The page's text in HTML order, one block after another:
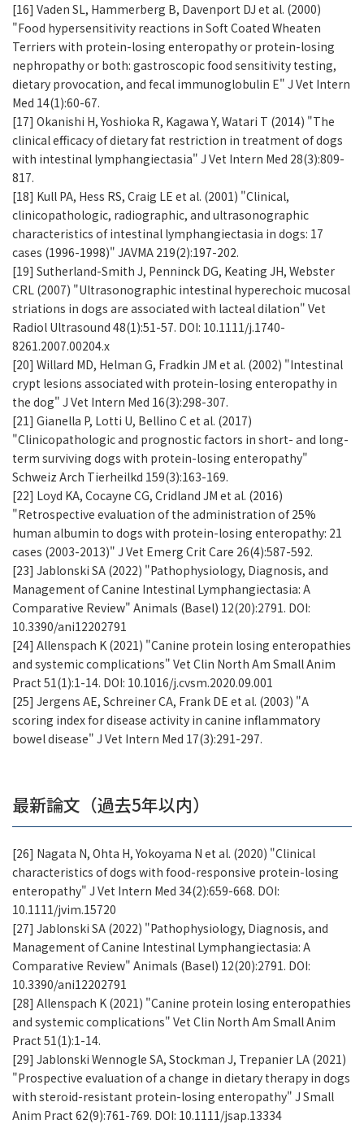
[16] Vaden SL, Hammerberg B, Davenport DJ et al. (2000)
"Food hypersensitivity reactions in Soft Coated Wheaten
Terriers with protein-losing enteropathy or protein-losing
nephropathy or both: gastroscopic food sensitivity testing,
dietary provocation, and fecal immunoglobulin E" J Vet Intern
Med 14(1):60-67.
[17] Okanishi H, Yoshioka R, Kagawa Y, Watari T (2014) "The
clinical efficacy of dietary fat restriction in treatment of dogs
with intestinal lymphangiectasia" J Vet Intern Med 28(3):809-
817.
[18] Kull PA, Hess RS, Craig LE et al. (2001) "Clinical,
clinicopathologic, radiographic, and ultrasonographic
characteristics of intestinal lymphangiectasia in dogs: 17
cases (1996-1998)" JAVMA 219(2):197-202.
[19] Sutherland-Smith J, Penninck DG, Keating JH, Webster
CRL (2007) "Ultrasonographic intestinal hyperechoic mucosal
striations in dogs are associated with lacteal dilation" Vet
Radiol Ultrasound 48(1):51-57. DOI: 10.1111/j.1740-
8261.2007.00204.x
[20] Willard MD, Helman G, Fradkin JM et al. (2002) "Intestinal
crypt lesions associated with protein-losing enteropathy in
the dog" J Vet Intern Med 16(3):298-307.
[21] Gianella P, Lotti U, Bellino C et al. (2017)
"Clinicopathologic and prognostic factors in short- and long-
term surviving dogs with protein-losing enteropathy"
Schweiz Arch Tierheilkd 159(3):163-169.
[22] Loyd KA, Cocayne CG, Cridland JM et al. (2016)
"Retrospective evaluation of the administration of 25%
human albumin to dogs with protein-losing enteropathy: 21
cases (2003-2013)" J Vet Emerg Crit Care 26(4):587-592.
[23] Jablonski SA (2022) "Pathophysiology, Diagnosis, and
Management of Canine Intestinal Lymphangiectasia: A
Comparative Review" Animals (Basel) 12(20):2791. DOI:
10.3390/ani12202791
[24] Allenspach K (2021) "Canine protein losing enteropathies
and systemic complications" Vet Clin North Am Small Anim
Pract 51(1):1-14. DOI: 10.1016/j.cvsm.2020.09.001
[25] Jergens AE, Schreiner CA, Frank DE et al. (2003) "A
scoring index for disease activity in canine inflammatory
bowel disease" J Vet Intern Med 17(3):291-297.
最新論文（過去5年以内）
[26] Nagata N, Ohta H, Yokoyama N et al. (2020) "Clinical
characteristics of dogs with food-responsive protein-losing
enteropathy" J Vet Intern Med 34(2):659-668. DOI:
10.1111/jvim.15720
[27] Jablonski SA (2022) "Pathophysiology, Diagnosis, and
Management of Canine Intestinal Lymphangiectasia: A
Comparative Review" Animals (Basel) 12(20):2791. DOI:
10.3390/ani12202791
[28] Allenspach K (2021) "Canine protein losing enteropathies
and systemic complications" Vet Clin North Am Small Anim
Pract 51(1):1-14.
[29] Jablonski Wennogle SA, Stockman J, Trepanier LA (2021)
"Prospective evaluation of a change in dietary therapy in dogs
with steroid-resistant protein-losing enteropathy" J Small
Anim Pract 62(9):761-769. DOI: 10.1111/jsap.13334